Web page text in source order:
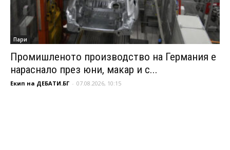
Пари
Промишленото производство на Германия е
нараснало през юни, макар и с...
Екип на ДЕБАТИ.БГ - 07.08.2026, 10:15